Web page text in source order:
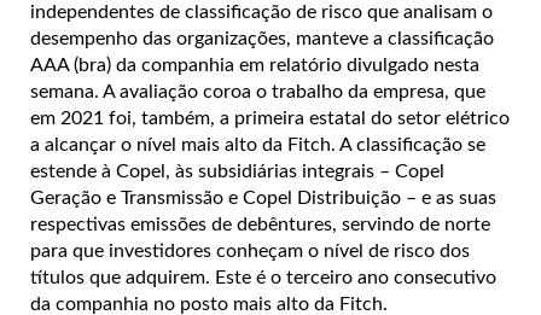
independentes de classificação de risco que analisam o
desempenho das organizações, manteve a classificação
AAA (bra) da companhia em relatório divulgado nesta
semana. A avaliação coroa o trabalho da empresa, que
em 2021 foi, também, a primeira estatal do setor elétrico
a alcançar o nível mais alto da Fitch. A classificação se
estende à Copel, às subsidiárias integrais – Copel
Geração e Transmissão e Copel Distribuição – e as suas
respectivas emissões de debêntures, servindo de norte
para que investidores conheçam o nível de risco dos
títulos que adquirem. Este é o terceiro ano consecutivo
da companhia no posto mais alto da Fitch.